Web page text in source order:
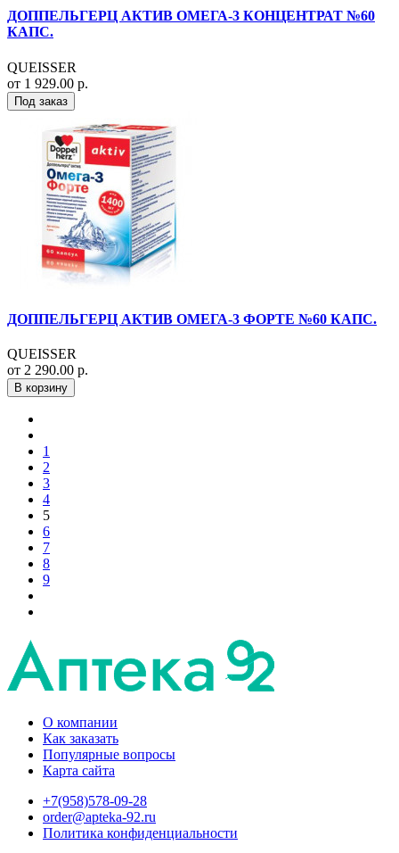
ДОППЕЛЬГЕРЦ АКТИВ ОМЕГА-3 КОНЦЕНТРАТ №60
КАПС.
QUEISSER
от 1 929.00 р.
Под заказ
ДОППЕЛЬГЕРЦ АКТИВ ОМЕГА-3 ФОРТЕ №60 КАПС.
QUEISSER
от 2 290.00 р.
В корзину
1
2
3
4
5
6
7
8
9
О компании
Как заказать
Популярные вопросы
Карта сайта
+7(958)578-09-28
order@apteka-92.ru
Политика конфиденциальности